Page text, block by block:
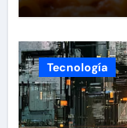
Tecnología